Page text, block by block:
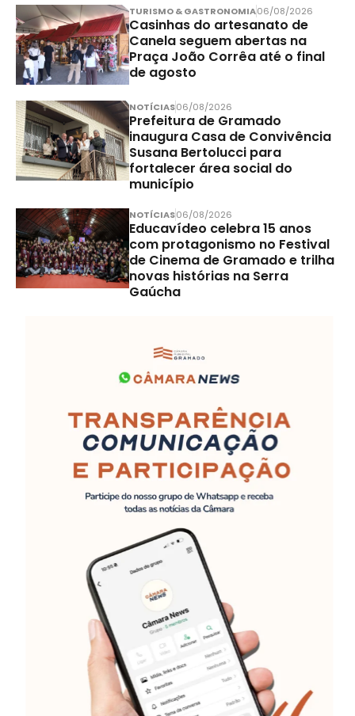
TURISMO & GASTRONOMIA06/08/2026
Casinhas do artesanato de
Canela seguem abertas na
Praça João Corrêa até o final
de agosto
NOTÍCIAS06/08/2026
Prefeitura de Gramado
inaugura Casa de Convivência
Susana Bertolucci para
fortalecer área social do
município
NOTÍCIAS06/08/2026
Educavídeo celebra 15 anos
com protagonismo no Festival
de Cinema de Gramado e trilha
novas histórias na Serra
Gaúcha